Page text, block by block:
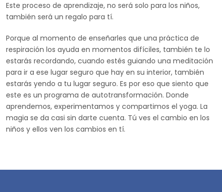
Este proceso de aprendizaje, no será solo para los niños,
también será un regalo para tí.
Porque al momento de enseñarles que una práctica de
respiración los ayuda en momentos difíciles, también te lo
estarás recordando, cuando estés guiando una meditación
para ir a ese lugar seguro que hay en su interior, también
estarás yendo a tu lugar seguro. Es por eso que siento que
este es un programa de autotransformación. Donde
aprendemos, experimentamos y compartimos el yoga. La
magia se da casi sin darte cuenta. Tú ves el cambio en los
niños y ellos ven los cambios en tí.